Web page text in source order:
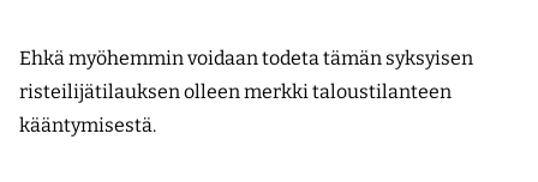
Ehkä myöhemmin voidaan todeta tämän syksyisen
risteilijätilauksen olleen merkki taloustilanteen
kääntymisestä.